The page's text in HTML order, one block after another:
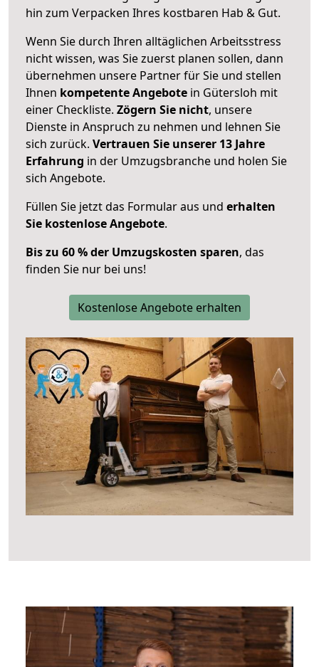
hin zum Verpacken Ihres kostbaren Hab & Gut.
Wenn Sie durch Ihren alltäglichen Arbeitsstress
nicht wissen, was Sie zuerst planen sollen, dann
übernehmen unsere Partner für Sie und stellen
Ihnen kompetente Angebote in Gütersloh mit
einer Checkliste. Zögern Sie nicht, unsere
Dienste in Anspruch zu nehmen und lehnen Sie
sich zurück. Vertrauen Sie unserer 13 Jahre
Erfahrung in der Umzugsbranche und holen Sie
sich Angebote.
Füllen Sie jetzt das Formular aus und erhalten
Sie kostenlose Angebote.
Bis zu 60 % der Umzugskosten sparen, das
finden Sie nur bei uns!
Kostenlose Angebote erhalten